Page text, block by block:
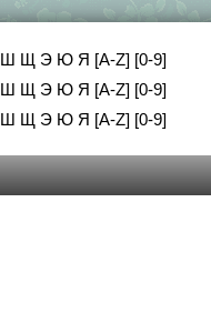
Ш Щ Э Ю Я [A-Z] [0-9]
Ш Щ Э Ю Я [A-Z] [0-9]
Ш Щ Э Ю Я [A-Z] [0-9]